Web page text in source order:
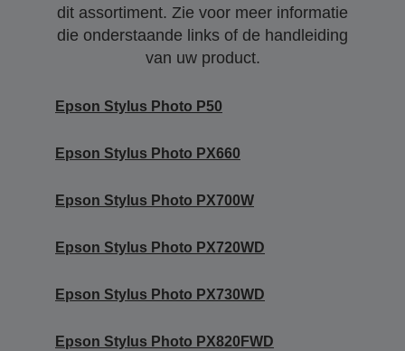
dit assortiment. Zie voor meer informatie
die onderstaande links of de handleiding
van uw product.
Epson Stylus Photo P50
Epson Stylus Photo PX660
Epson Stylus Photo PX700W
Epson Stylus Photo PX720WD
Epson Stylus Photo PX730WD
Epson Stylus Photo PX820FWD